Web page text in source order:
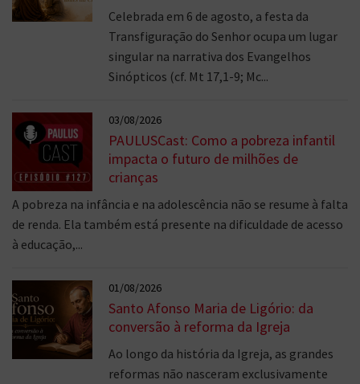
Celebrada em 6 de agosto, a festa da
Transfiguração do Senhor ocupa um lugar
singular na narrativa dos Evangelhos
Sinópticos (cf. Mt 17,1-9; Mc...
03/08/2026
PAULUSCast: Como a pobreza infantil
impacta o futuro de milhões de
crianças
A pobreza na infância e na adolescência não se resume à falta
de renda. Ela também está presente na dificuldade de acesso
à educação,...
01/08/2026
Santo Afonso Maria de Ligório: da
conversão à reforma da Igreja
Ao longo da história da Igreja, as grandes
reformas não nasceram exclusivamente